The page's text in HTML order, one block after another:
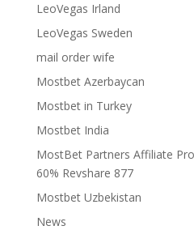
LeoVegas Irland
LeoVegas Sweden
mail order wife
Mostbet Azerbaycan
Mostbet in Turkey
Mostbet India
MostBet Partners Affiliate
60% Revshare 877
Mostbet Uzbekistan
News